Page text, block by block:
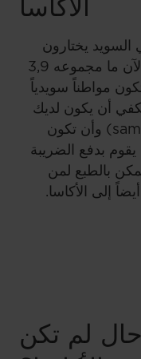
الأكاسا
السويد يختارون
الانضمام إلى الأكاسا. لدى الأكاسا الآن ما مجموعه 3,9
مواطناً سويدياً
أن يكون لديك
رقم تنسيق (samordningsnummer) وأن تكون
بدفع الضريبة
بالطبع لمن
إلى الأكاسا.
لم تكن